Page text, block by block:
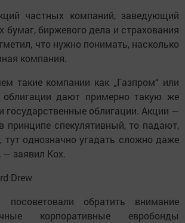
частных компаний, заведующий
бумаг, биржевого дела и страхования
что нужно понимать, насколько
компания.
такие компании как „Газпром“ или
облигации дают примерно такую же
государственные облигации. Акции —
принципе спекулятивный, то падают,
тут однозначно угадать сложно даже
— заявил Кох.
Drew
обратить внимание
корпоративные евробонды